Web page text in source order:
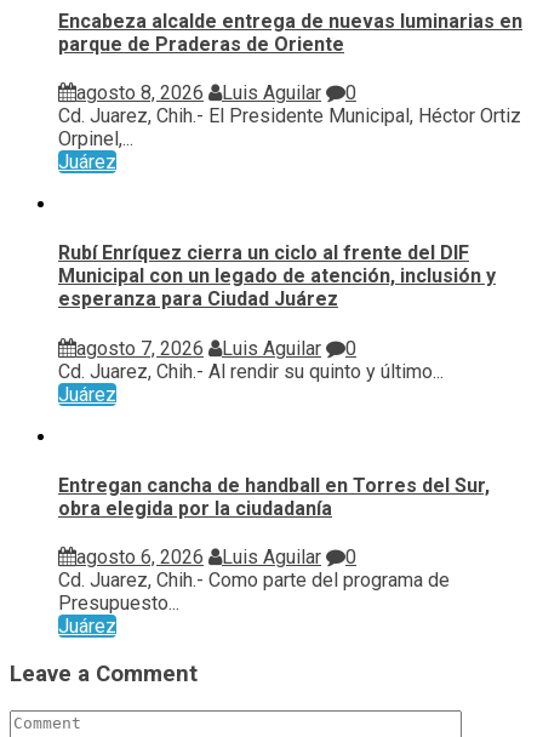
Encabeza alcalde entrega de nuevas luminarias en
parque de Praderas de Oriente
agosto 8, 2026 Luis Aguilar
0
Cd. Juarez, Chih.- El Presidente Municipal, Héctor Ortiz
Orpinel,...
Juárez
Rubí Enríquez cierra un ciclo al frente del DIF
Municipal con un legado de atención, inclusión y
esperanza para Ciudad Juárez
agosto 7, 2026 Luis Aguilar
0
Cd. Juarez, Chih.- Al rendir su quinto y último...
Juárez
Entregan cancha de handball en Torres del Sur,
obra elegida por la ciudadanía
agosto 6, 2026 Luis Aguilar
0
Cd. Juarez, Chih.- Como parte del programa de
Presupuesto...
Juárez
Leave a Comment